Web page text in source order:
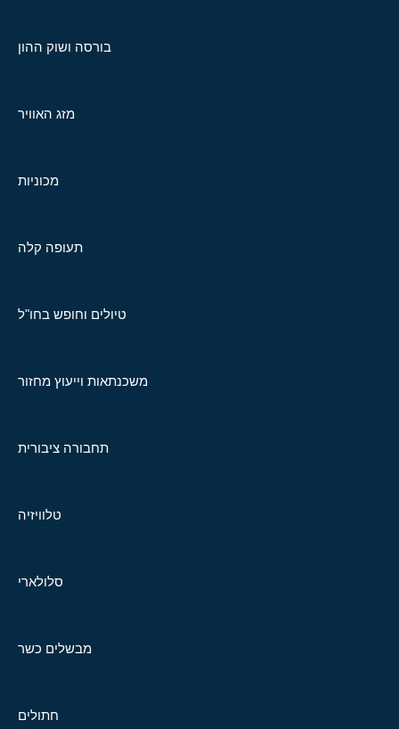
בורסה ושוק ההון
מזג האוויר
מכוניות
תעופה קלה
טיולים וחופש בחו"ל
משכנתאות וייעוץ מחזור
תחבורה ציבורית
טלוויזיה
סלולארי
מבשלים כשר
חתולים